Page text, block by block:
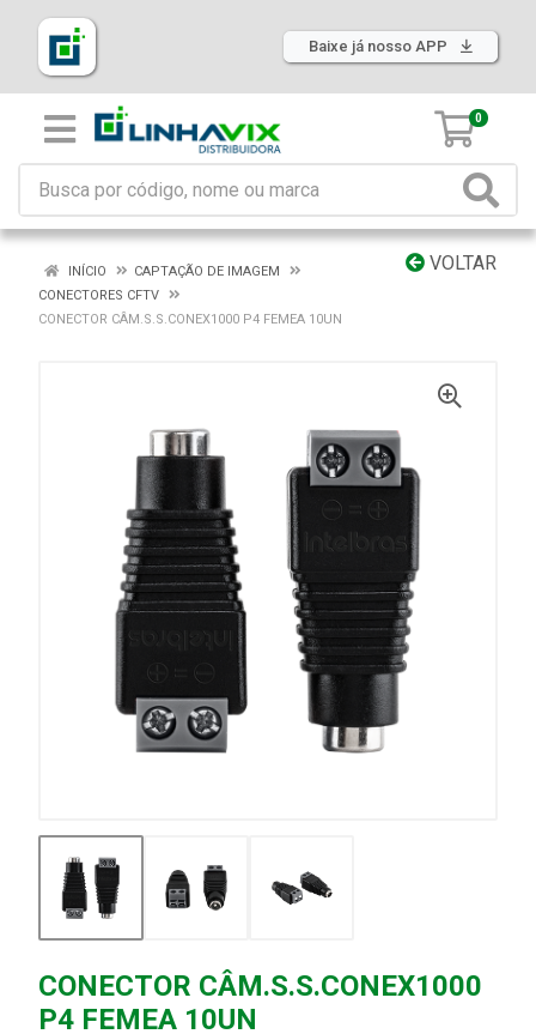
Baixe já nosso APP
0
VOLTAR
INÍCIO
CAPTAÇÃO DE IMAGEM
CONECTORES CFTV
CONECTOR CÂM.S.S.CONEX1000 P4 FEMEA 10UN
CONECTOR CÂM.S.S.CONEX1000
P4 FEMEA 10UN